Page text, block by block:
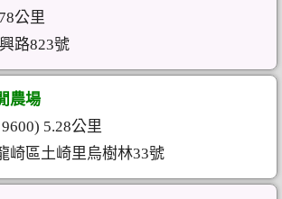
公里
路823號
農場
5.28公里
崎區土崎里烏樹林33號